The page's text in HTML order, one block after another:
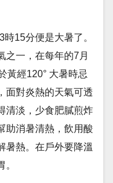
15分便是大暑了。
之一，在每年的7月
黃經120° 大暑時忌
面對炎熱的天氣可透
清淡，少食肥膩煎炸
助消暑清熱，飲用酸
暑熱。在戶外要降溫